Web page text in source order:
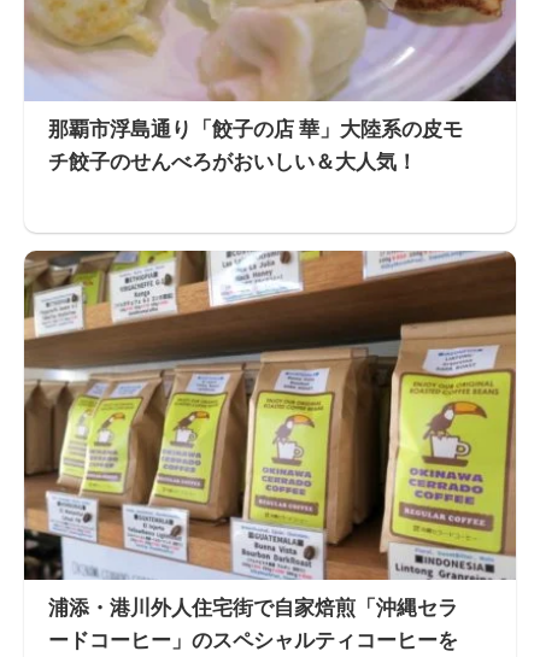
那覇市浮島通り「餃子の店 華」大陸系の皮モ
チ餃子のせんべろがおいしい＆大人気！
浦添・港川外人住宅街で自家焙煎「沖縄セラ
ードコーヒー」のスペシャルティコーヒーを